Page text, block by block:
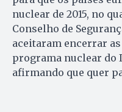
nuclear de 2015, no
Conselho de
aceitaram encerrar
programa nuclear do
afirmando que quer